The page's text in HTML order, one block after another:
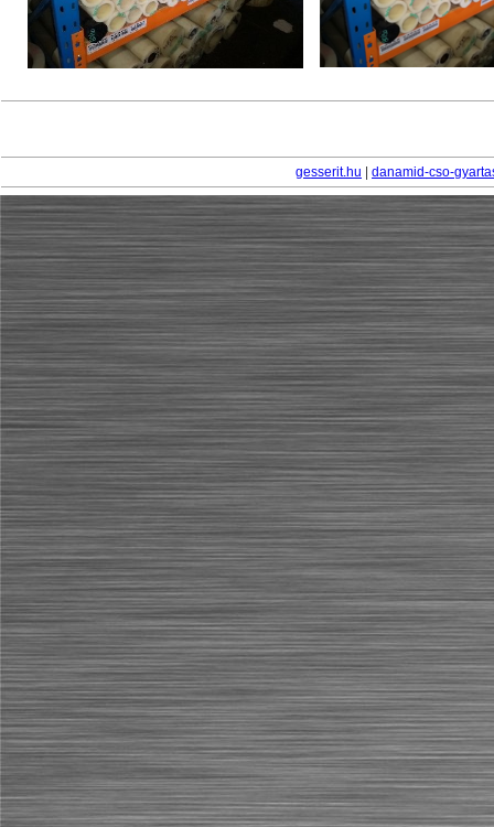
gesserit.hu danamid-cso-